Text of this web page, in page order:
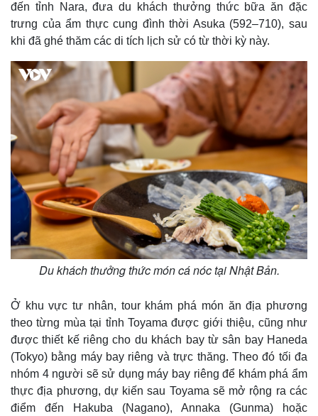
đến tỉnh Nara, đưa du khách thưởng thức bữa ăn đặc
trưng của ẩm thực cung đình thời Asuka (592–710), sau
khi đã ghé thăm các di tích lịch sử có từ thời kỳ này.
Du khách thưởng thức món cá nóc tại Nhật Bản.
Ở khu vực tư nhân, tour khám phá món ăn địa phương
theo từng mùa tại tỉnh Toyama được giới thiệu, cũng như
được thiết kế riêng cho du khách bay từ sân bay Haneda
(Tokyo) bằng máy bay riêng và trực thăng. Theo đó tối đa
nhóm 4 người sẽ sử dụng máy bay riêng để khám phá ẩm
thực địa phương, dự kiến sau Toyama sẽ mở rộng ra các
điểm đến Hakuba (Nagano), Annaka (Gunma) hoặc